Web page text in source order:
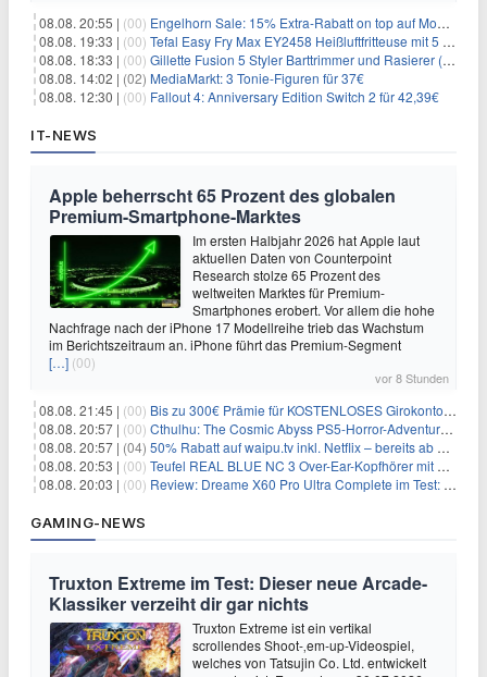
08.08. 20:55 | (00) Engelhorn Sale: 15% Extra-Rabatt on top auf Mode- und Sport-Artikel
08.08. 19:33 | (00) Tefal Easy Fry Max EY2458 Heißluftfritteuse mit 5 Litern für 64,99€
08.08. 18:33 | (00) Gillette Fusion 5 Styler Barttrimmer und Rasierer (All in One) für 16€
08.08. 14:02 | (02) MediaMarkt: 3 Tonie-Figuren für 37€
08.08. 12:30 | (00) Fallout 4: Anniversary Edition Switch 2 für 42,39€
IT-NEWS
Apple beherrscht 65 Prozent des globalen
Premium-Smartphone-Marktes
Im ersten Halbjahr 2026 hat Apple laut
aktuellen Daten von Counterpoint
Research stolze 65 Prozent des
weltweiten Marktes für Premium-
Smartphones erobert. Vor allem die hohe
Nachfrage nach der iPhone 17 Modellreihe trieb das Wachstum
im Berichtszeitraum an. iPhone führt das Premium-Segment
[…] (00)
vor 8 Stunden
08.08. 21:45 | (00) Bis zu 300€ Prämie für KOSTENLOSES Girokonto bei der Santander – 50€ schon nach 1 Woche!
08.08. 20:57 | (00) Cthulhu: The Cosmic Abyss PS5-Horror-Adventure für 27,99€
08.08. 20:57 | (04) 50% Rabatt auf waipu.tv inkl. Netflix – bereits ab 9€/Monat (statt 17,99€)
08.08. 20:53 | (00) Teufel REAL BLUE NC 3 Over-Ear-Kopfhörer mit ANC für 149,99€
08.08. 20:03 | (00) Review: Dreame X60 Pro Ultra Complete im Test: 42.000 Pa, 100 °C Moppwäsche & erstaunlich viel Technik in nur 8,9 cm Höhe
GAMING-NEWS
Truxton Extreme im Test: Dieser neue Arcade-
Klassiker verzeiht dir gar nichts
Truxton Extreme ist ein vertikal
scrollendes Shoot-‚em-up-Videospiel,
welches von Tatsujin Co. Ltd. entwickelt